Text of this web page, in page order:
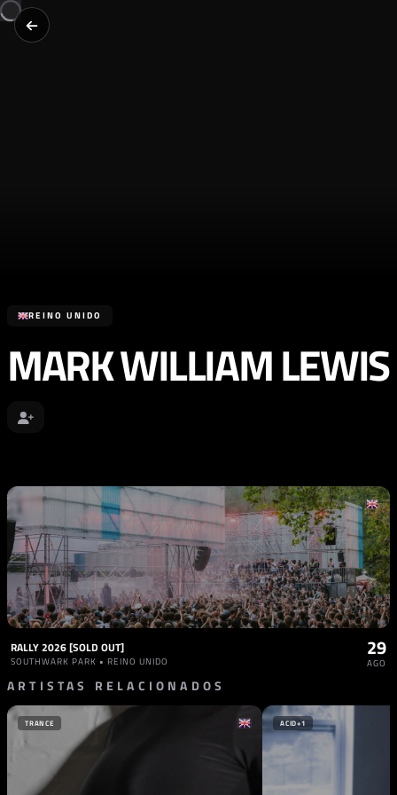
REINO UNIDO
MARK WILLIAM LEWIS
RALLY 2026 [SOLD OUT]
SOUTHWARK PARK • REINO UNIDO
29
AGO
ARTISTAS RELACIONADOS
TRANCE ACID+1